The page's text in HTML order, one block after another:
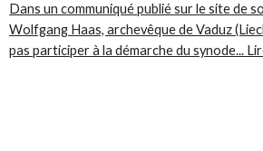
Dans un communiqué publié sur le site de
Wolfgang Haas, archevêque de Vaduz
pas participer à la démarche du synode...